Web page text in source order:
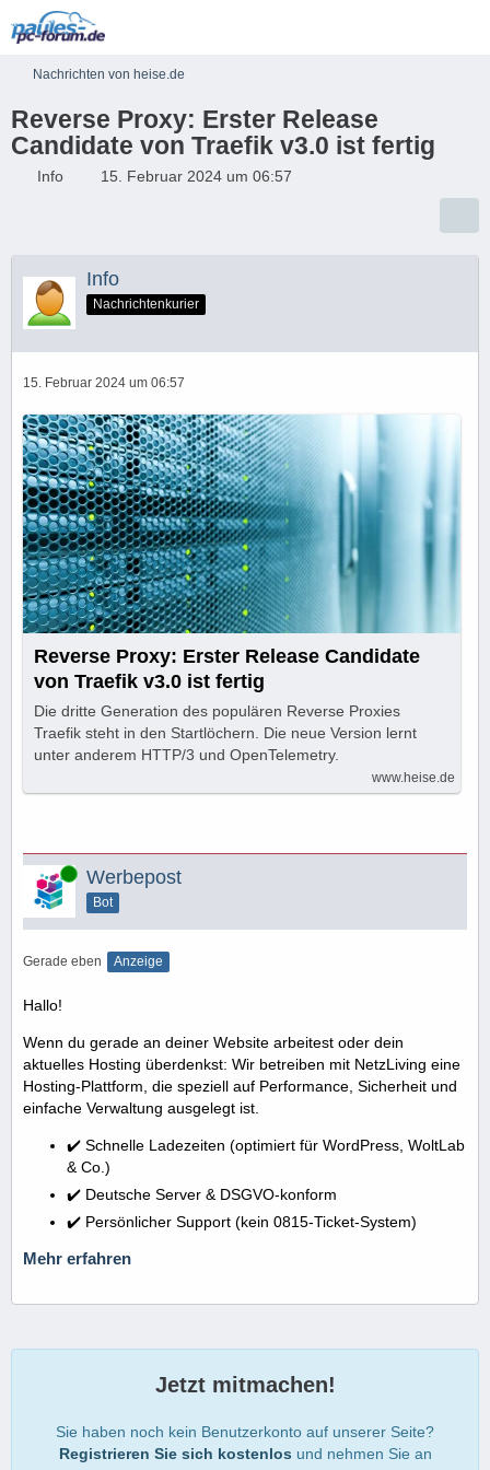
Nachrichten von heise.de
Reverse Proxy: Erster Release
Candidate von Traefik v3.0 ist fertig
Info 15. Februar 2024 um 06:57
Info
Nachrichtenkurier
15. Februar 2024 um 06:57
Reverse Proxy: Erster Release Candidate
von Traefik v3.0 ist fertig
Die dritte Generation des populären Reverse Proxies
Traefik steht in den Startlöchern. Die neue Version lernt
unter anderem HTTP/3 und OpenTelemetry.
www.heise.de
Online Werbepost
Bot
Gerade eben Anzeige
Hallo!
Wenn du gerade an deiner Website arbeitest oder dein
aktuelles Hosting überdenkst: Wir betreiben mit NetzLiving eine
Hosting-Plattform, die speziell auf Performance, Sicherheit und
einfache Verwaltung ausgelegt ist.
✔️ Schnelle Ladezeiten (optimiert für WordPress, WoltLab
& Co.)
✔️ Deutsche Server & DSGVO-konform
✔️ Persönlicher Support (kein 0815-Ticket-System)
Mehr erfahren
Jetzt mitmachen!
Sie haben noch kein Benutzerkonto auf unserer Seite?
Registrieren Sie sich kostenlos und nehmen Sie an